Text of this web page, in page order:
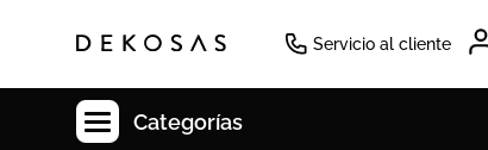
Servicio al cliente
Categorías